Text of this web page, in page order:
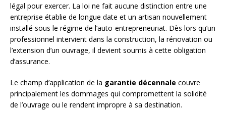
légal pour exercer. La loi ne fait aucune distinction entre une
entreprise établie de longue date et un artisan nouvellement
installé sous le régime de l’auto-entrepreneuriat. Dès lors qu’un
professionnel intervient dans la construction, la rénovation ou
l’extension d’un ouvrage, il devient soumis à cette obligation
d’assurance.
Le champ d’application de la garantie décennale couvre
principalement les dommages qui compromettent la solidité
de l’ouvrage ou le rendent impropre à sa destination.